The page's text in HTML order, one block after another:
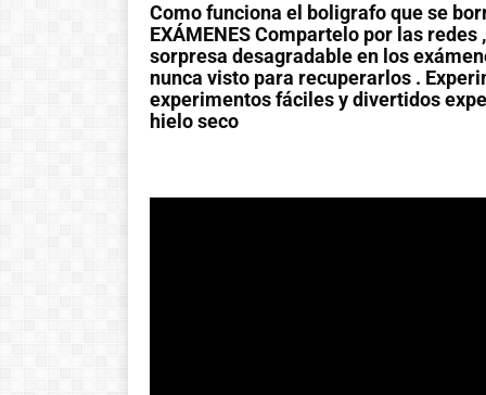
Como funciona el boligrafo que se
EXÁMENES Compartelo por las
sorpresa desagradable en los
nunca visto para recuperarlos .
experimentos fáciles y divertidos
hielo seco